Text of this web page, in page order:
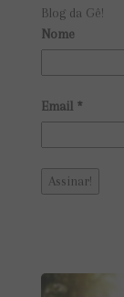
Blog da Gê!
Nome
Email *